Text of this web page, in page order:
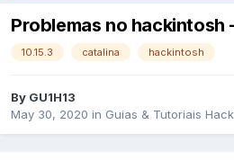
Problemas no hackintosh
10.15.3 catalina hackintosh
By GU1H13
May 30, 2020 in Guias & Tutoriais